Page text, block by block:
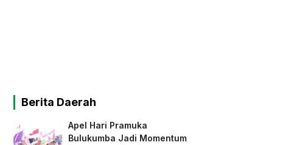
Berita Daerah
Apel Hari Pramuka
Bulukumba Jadi Momentum